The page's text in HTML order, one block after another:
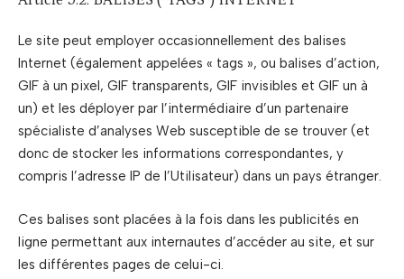
Le site peut employer occasionnellement des balises
Internet (également appelées « tags », ou balises d’action,
GIF à un pixel, GIF transparents, GIF invisibles et GIF un à
un) et les déployer par l’intermédiaire d’un partenaire
spécialiste d’analyses Web susceptible de se trouver (et
donc de stocker les informations correspondantes, y
compris l’adresse IP de l’Utilisateur) dans un pays étranger.
Ces balises sont placées à la fois dans les publicités en
ligne permettant aux internautes d’accéder au site, et sur
les différentes pages de celui-ci.